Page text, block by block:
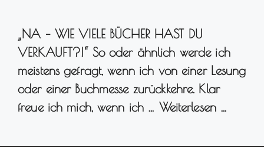
„NA – WIE VIELE BÜCHER HAST DU
VERKAUFT?!“ So oder ähnlich werde ich
meistens gefragt, wenn ich von einer Lesung
oder einer Buchmesse zurückkehre. Klar
freue ich mich, wenn ich … Weiterlesen …